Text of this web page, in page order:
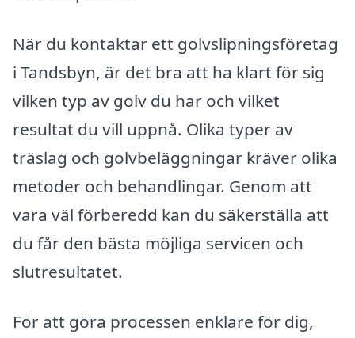
När du kontaktar ett golvslipningsföretag
i Tandsbyn, är det bra att ha klart för sig
vilken typ av golv du har och vilket
resultat du vill uppnå. Olika typer av
träslag och golvbeläggningar kräver olika
metoder och behandlingar. Genom att
vara väl förberedd kan du säkerställa att
du får den bästa möjliga servicen och
slutresultatet.
För att göra processen enklare för dig,